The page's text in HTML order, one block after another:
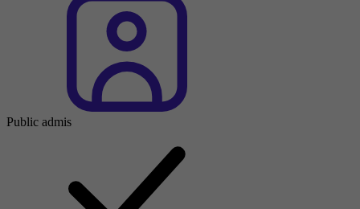
Public admis